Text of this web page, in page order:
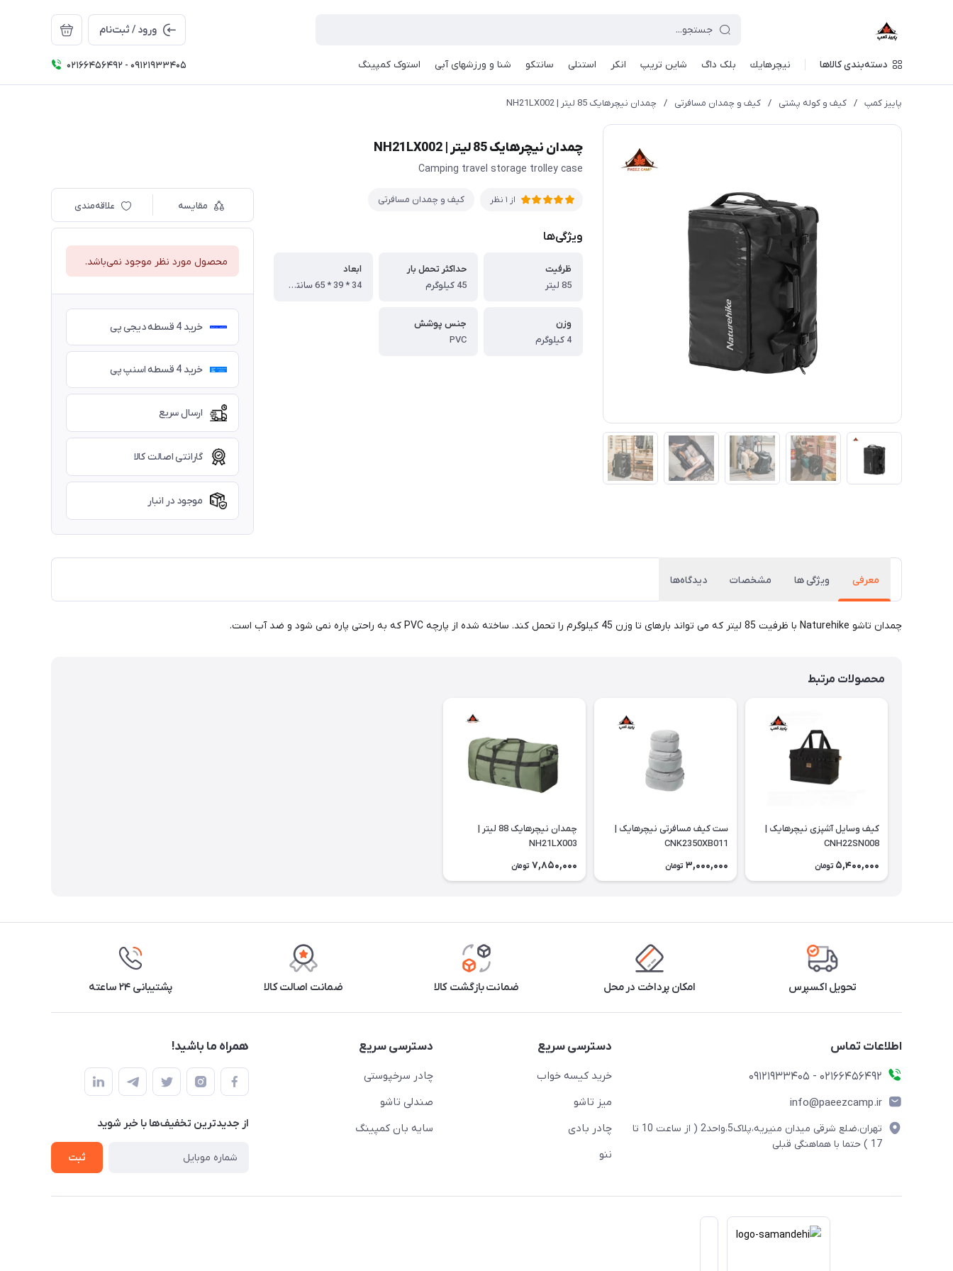
ورود / ثبت‌نام
دسته‌بندی کالاها نيچرهايك بلک داگ شاین تریپ انکر استنلی سانتکو شنا و ورزشهای آبی استوک کمپینگ 02166456492 - 09121933405
پاییز کمپ / کیف و کوله پشتی / کیف و چمدان مسافرتی / چمدان نیچرهایک 85 لیتر | NH21LX002
چمدان نیچرهایک 85 لیتر | NH21LX002
Camping travel storage trolley case
از 1 نظر کیف و چمدان مسافرتی
ویژگی‌ها
ظرفیت
85 لیتر
حداکثر تحمل بار
45 کیلوگرم
ابعاد
34 * 39 * 65 سانتی متر
وزن
4 کیلوگرم
جنس پوشش
PVC
مقایسه علاقه‌مندی
محصول مورد نظر موجود نمی‌باشد.
خرید 4 قسطه دیجی پی
خرید 4 قسطه اسنپ پی
ارسال سریع
گارانتی اصالت کالا
موجود در انبار
معرفی ویژگی ها مشخصات دیدگاه‌ها
چمدان تاشو Naturehike با ظرفیت 85 لیتر که می تواند بارهای تا وزن 45 کیلوگرم را تحمل کند. ساخته شده از پارچه PVC که به راحتی پاره نمی شود و ضد آب است.
محصولات مرتبط
کیف وسایل آشپزی نیچرهایک |
CNH22SN008
5,400,000 تومان
ست کیف مسافرتی نیچرهایک |
CNK2350XB011
3,000,000 تومان
چمدان نیچرهایک 88 لیتر |
NH21LX003
7,850,000 تومان
تحویل اکسپرس امکان پرداخت در محل ضمانت بازگشت کالا ضمانت اصالت کالا پشتیبانی ۲۴ ساعته
اطلاعات تماس
02166456492 - 09121933405
info@paeezcamp.ir
تهران،ضلع شرقی میدان منیریه،پلاک5،واحد2 ( از ساعت 10 تا
17 ) حتما با هماهنگی قبلی
دسترسی سریع
خرید کیسه خواب
میز تاشو
چادر بادی
ننو
دسترسی سریع
چادر سرخپوستی
صندلی تاشو
سایه بان کمپینگ
همراه ما باشید!
از جدید‌ترین تخفیف‌ها با‌ خبر شوید
ثبت